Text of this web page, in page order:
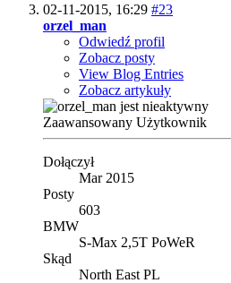
02-11-2015, 16:29 #23
orzel_man
Odwiedź profil
Zobacz posty
View Blog Entries
Zobacz artykuły
Zaawansowany Użytkownik
Dołączył
Mar 2015
Posty
603
BMW
S-Max 2,5T PoWeR
Skąd
North East PL